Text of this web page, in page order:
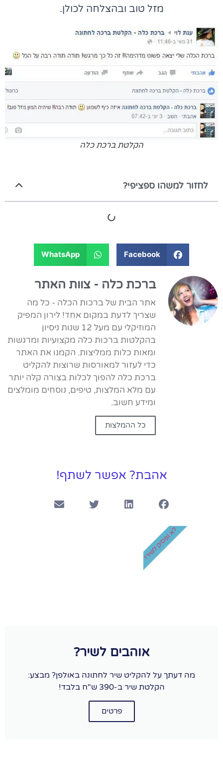
מזל טוב ובהצלחה לכולן.
הקלטת ברכת כלה
לחזור למשהו ספציפי?
Facebook
WhatsApp
ברכת כלה - צוות האתר
אתר הבית של ברכות הכלה - כל מה
שצריך לדעת במקום אחד! לירון המפיק
המוזיקלי עם מעל 12 שנות ניסיון
בהקלטות ברכות כלה מקצועיות ומרגשות
ומאות כלות ממליצות. הקמנו את האתר
כדי לעזור למאורסות שרוצות להקליט
ברכת כלה להפוך לכלות בצורה קלה יותר
עם מלא המלצות, טיפים, נוסחים מומלצים
ומידע חשוב.
כל ההמלצות
אהבת? אפשר לשתף!
אוהבים לשיר?
מה דעתך על להקליט שיר לחתונה באולפן? מבצע:
הקלטת שיר ב-390 ש"ח בלבד!
פרטים
לא נפסיק לשיר!